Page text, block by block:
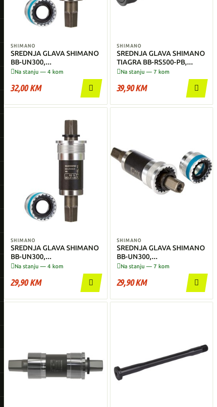
SHIMANO
SREDNJA GLAVA SHIMANO
BB-UN300,
SPINDLE:SQUARE TYPE,
Na stanju — 4 kom
32,00 KM 
SHIMANO
SREDNJA GLAVA SHIMANO
TIAGRA BB-RS500-PB,
PRESS FIT ZA CESTOVNI
Na stanju — 7 kom
39,90 KM 
SHIMANO
SREDNJA GLAVA SHIMANO
BB-UN300,
SPINDLE:SQUARE TYPE,
Na stanju — 4 kom
29,90 KM 
SHIMANO
SREDNJA GLAVA SHIMANO
BB-UN300,
SPINDLE:SQUARE TYPE,
Na stanju — 7 kom
29,90 KM 